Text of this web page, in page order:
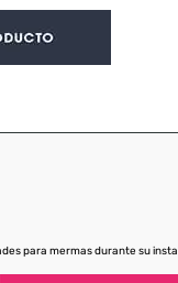
para mermas durante su